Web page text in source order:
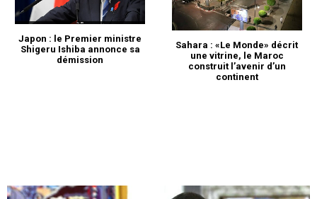
Japon : le Premier ministre
Shigeru Ishiba annonce sa
démission
Sahara : «Le Monde» décrit
une vitrine, le Maroc
construit l’avenir d’un
continent